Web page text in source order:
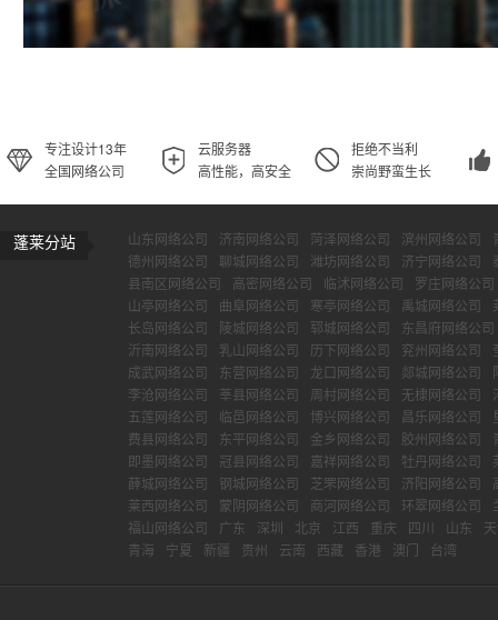
专注设计13年
全国网络公司
云服务器
高性能，高安全
拒绝不当利
崇尚野蛮生长
蓬莱分站 山东网络公司 济南网络公司 菏泽网络公司 滨州网络公司
德州网络公司
聊城网络公司 潍坊网络公司 济宁网络公司
县南区网络公司
高密网络公司 临沭网络公司
罗庄网络公司
山亭网络公司
曲阜网络公司 寒亭网络公司 禹城网络公司
长岛网络公司
陵城网络公司 郓城网络公司
东昌府网络公司
沂南网络公司
乳山网络公司 历下网络公司 兖州网络公司
成武网络公司
东营网络公司 龙口网络公司 郯城网络公司
李沧网络公司
莘县网络公司 周村网络公司 无棣网络公司
五莲网络公司
临邑网络公司 博兴网络公司 昌乐网络公司
费县网络公司
东平网络公司 金乡网络公司 胶州网络公司
即墨网络公司
冠县网络公司 嘉祥网络公司 牡丹网络公司
薛城网络公司
钢城网络公司 芝罘网络公司 济阳网络公司
莱西网络公司
蒙阴网络公司 商河网络公司 环翠网络公司
福山网络公司
广东 深圳 北京 江西 重庆 四川 山东
青海
宁夏 新疆 贵州 云南 西藏 香港 澳门 台湾